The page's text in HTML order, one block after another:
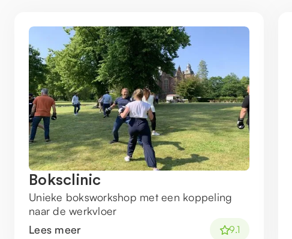
Boksclinic
Unieke boksworkshop met een koppeling
naar de werkvloer
Lees meer
9.1